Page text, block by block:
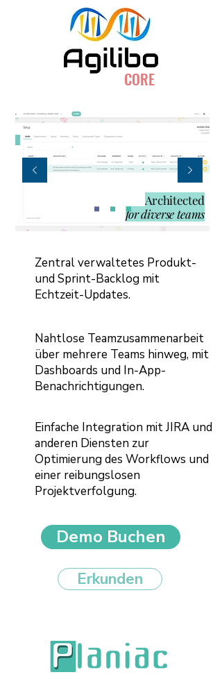
CORE
Architected
for diverse teams
Zentral verwaltetes Produkt-
und Sprint-Backlog mit
Echtzeit-Updates.
Nahtlose Teamzusammenarbeit
über mehrere Teams hinweg, mit
Dashboards und In-App-
Benachrichtigungen.
Einfache Integration mit JIRA und
anderen Diensten zur
Optimierung des Workflows und
einer reibungslosen
Projektverfolgung.
Demo Buchen
Erkunden